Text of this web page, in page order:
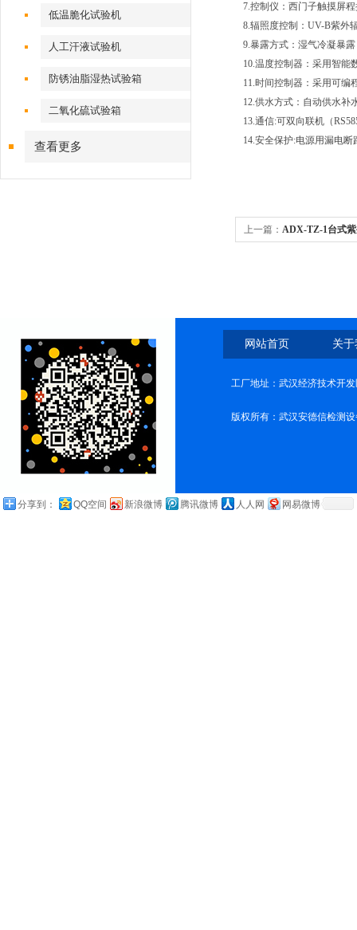
低温脆化试验机
人工汗液试验机
防锈油脂湿热试验箱
二氧化硫试验箱
查看更多
7.控制仪：西门子触摸屏
8.辐照度控制：UV-B紫外
9.暴露方式：湿气冷凝暴
10.温度控制器：采用智能
11.时间控制器：采用可编
12.供水方式：自动供水补
13.通信:可双向联机（
14.安全保护:电源用漏电
上一篇： ADX-TZ-1台式
网站首页 关
工厂地址：武汉经济技术开
版权所有：武汉安德信检测
分享到： QQ空间 新浪微博 腾讯微博 人人网 网易微博